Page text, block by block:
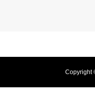
Copyright